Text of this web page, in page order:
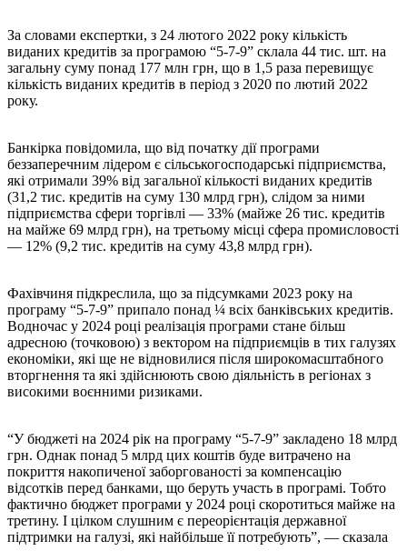
За словами експертки, з 24 лютого 2022 року кількість
виданих кредитів за програмою “5-7-9” склала 44 тис. шт. на
загальну суму понад 177 млн грн, що в 1,5 раза перевищує
кількість виданих кредитів в період з 2020 по лютий 2022
року.
Банкірка повідомила, що від початку дії програми
беззаперечним лідером є сільськогосподарські підприємства,
які отримали 39% від загальної кількості виданих кредитів
(31,2 тис. кредитів на суму 130 млрд грн), слідом за ними
підприємства сфери торгівлі — 33% (майже 26 тис. кредитів
на майже 69 млрд грн), на третьому місці сфера промисловості
— 12% (9,2 тис. кредитів на суму 43,8 млрд грн).
Фахівчиня підкреслила, що за підсумками 2023 року на
програму “5-7-9” припало понад ¼ всіх банківських кредитів.
Водночас у 2024 році реалізація програми стане більш
адресною (точковою) з вектором на підприємців в тих галузях
економіки, які ще не відновилися після широкомасштабного
вторгнення та які здійснюють свою діяльність в регіонах з
високими воєнними ризиками.
“У бюджеті на 2024 рік на програму “5-7-9” закладено 18 млрд
грн. Однак понад 5 млрд цих коштів буде витрачено на
покриття накопиченої заборгованості за компенсацію
відсотків перед банками, що беруть участь в програмі. Тобто
фактично бюджет програми у 2024 році скоротиться майже на
третину. І цілком слушним є переорієнтація державної
підтримки на галузі, які найбільше її потребують”, — сказала